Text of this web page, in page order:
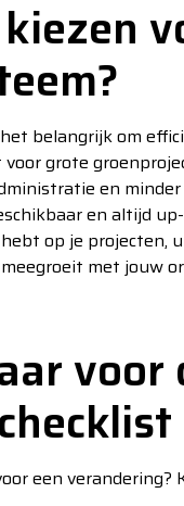
belangrijk om
grote
en
en altijd
op je projecten,
met jouw
voor
een